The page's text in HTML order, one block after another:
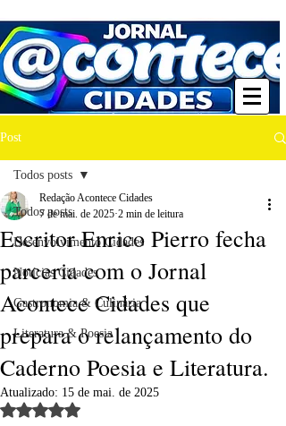
Post
Todos posts
Desenvolvimento Cidades
Notícias Cidades
Gastronomia & Culinária
Literatura & Poesia
Todos posts
Escritor Enrico Pierro fecha
parceria com o Jornal
Acontece Cidades que
prepara o relançamento do
Caderno Poesia e Literatura.
Redação Acontece Cidades
7 de mai. de 2025 2 min de leitura
Atualizado: 15 de mai. de 2025
Avaliado com NaN de 5 estrelas.